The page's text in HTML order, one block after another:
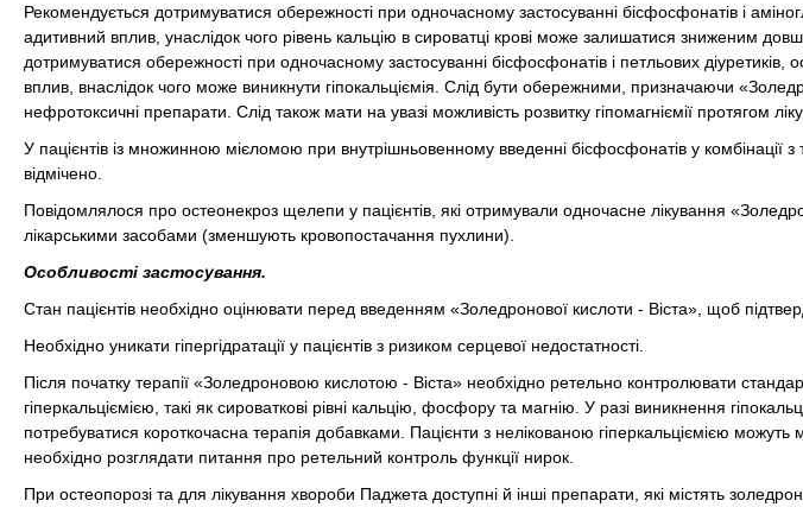
Рекомендується дотримуватися обережності при одночасному застосуванні бісфосфонатів і
адитивний вплив, унаслідок чого рівень кальцію в сироватці крові може залишатися зниженим
дотримуватися обережності при одночасному застосуванні бісфосфонатів і петльових діуретиків,
вплив, внаслідок чого може виникнути гіпокальціємія. Слід бути обережними, призначаючи
нефротоксичні препарати. Слід також мати на увазі можливість розвитку гіпомагніємії протягом
У пацієнтів із множинною мієломою при внутрішньовенному введенні бісфосфонатів у комбінації з
відмічено.
Повідомлялося про остеонекроз щелепи у пацієнтів, які отримували одночасне лікування
лікарськими засобами (зменшують кровопостачання пухлини).
Особливості застосування.
Стан пацієнтів необхідно оцінювати перед введенням «Золедронової кислоти - Віста», щоб
Необхідно уникати гіпергідратації у пацієнтів з ризиком серцевої недостатності.
Після початку терапії «Золедроновою кислотою - Віста» необхідно ретельно контролювати
гіперкальціємією, такі як сироваткові рівні кальцію, фосфору та магнію. У разі виникнення
потребуватися короткочасна терапія добавками. Пацієнти з нелікованою гіперкальціємією
необхідно розглядати питання про ретельний контроль функції нирок.
При остеопорозі та для лікування хвороби Паджета доступні й інші препарати, які містять